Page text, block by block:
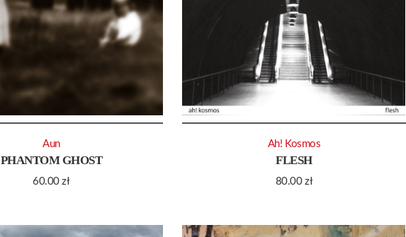
PHANTOM GHOST
60.00zł
Aun
FLESH
80.00zł
Ah! Kosmos